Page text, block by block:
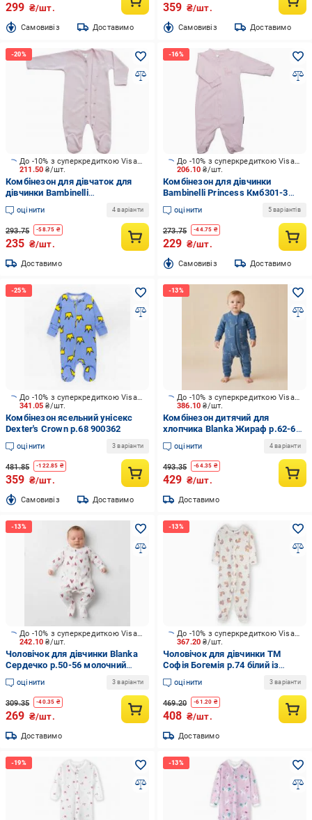
299 ₴/шт.
Cамовивіз Доставимо
359 ₴/шт.
Cамовивіз Доставимо
211.50₴/шт.
До -10% з суперкредиткою Visa Вигода
Комбінезон для дівчаток для
дівчинки Bambinelli
4800000365057 р.80 рожевий
Кмб300-3
оцінити 4 варіанти
293.75 -58.75 ₴
235 ₴/шт.
Доставимо
206.10₴/шт.
До -10% з суперкредиткою Visa Вигода
Комбінезон для дівчинки
Bambinelli Princess Кмб301-3
р.80 рожевий
оцінити 5 варіантів
273.75 -44.75 ₴
229 ₴/шт.
Cамовивіз Доставимо
341.05₴/шт.
До -10% з суперкредиткою Visa Вигода
Комбінезон ясельний унісекс
Dexter's Crown р.68 900362
оцінити 3 варіанти
481.85 -122.85 ₴
359 ₴/шт.
Cамовивіз Доставимо
386.10₴/шт.
До -10% з суперкредиткою Visa Вигода
Комбінезон дитячий для
хлопчика Blanka Жираф р.62-68
синій 110999
оцінити 4 варіанти
493.35 -64.35 ₴
429 ₴/шт.
Доставимо
242.10₴/шт.
До -10% з суперкредиткою Visa Вигода
Чоловічок для дівчинки Blanka
Сердечко р.50-56 молочний
110940
оцінити 3 варіанти
309.35 -40.35 ₴
269 ₴/шт.
Доставимо
367.20₴/шт.
До -10% з суперкредиткою Visa Вигода
Чоловічок для дівчинки ТМ
Софія Богемія р.74 білий із
малюнком 420274
оцінити 3 варіанти
469.20 -61.20 ₴
408 ₴/шт.
Доставимо